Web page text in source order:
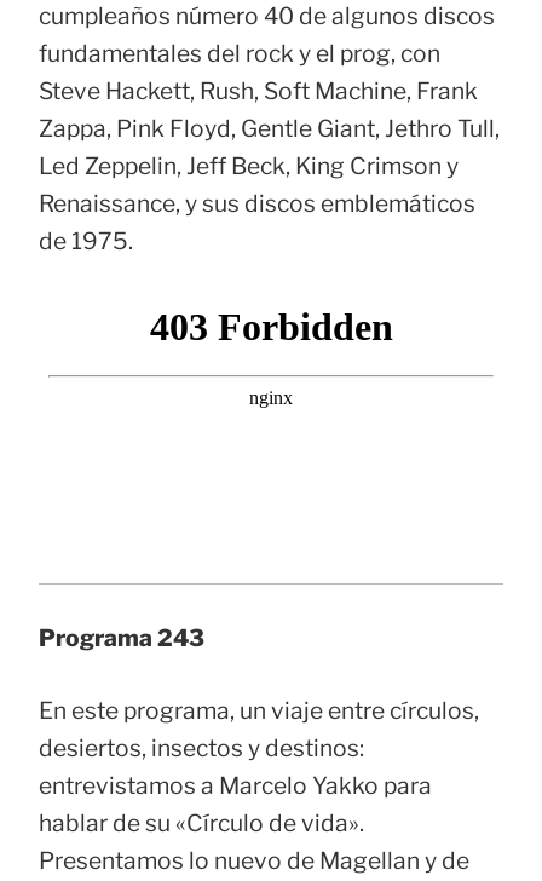
cumpleaños número 40 de algunos discos
fundamentales del rock y el prog, con
Steve Hackett, Rush, Soft Machine, Frank
Zappa, Pink Floyd, Gentle Giant, Jethro Tull,
Led Zeppelin, Jeff Beck, King Crimson y
Renaissance, y sus discos emblemáticos
de 1975.
Programa 243
En este programa, un viaje entre círculos,
desiertos, insectos y destinos:
entrevistamos a Marcelo Yakko para
hablar de su «Círculo de vida».
Presentamos lo nuevo de Magellan y de